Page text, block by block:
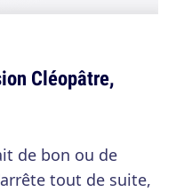
Cléopâtre,
de bon ou de
tout de suite,